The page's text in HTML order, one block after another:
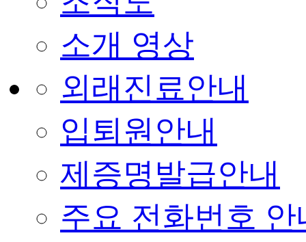
소개 영상
외래진료안내
입퇴원안내
제증명발급안내
주요 전화번호 안